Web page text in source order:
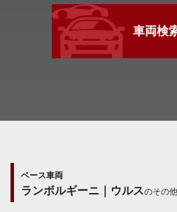
車両検
ベース車両
ランボルギーニ｜ウルスのその